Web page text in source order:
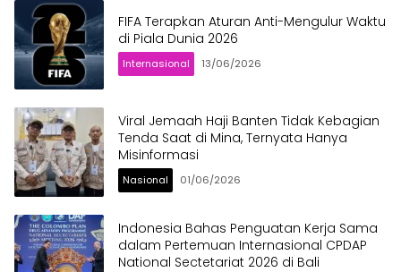
FIFA Terapkan Aturan Anti-Mengulur Waktu
di Piala Dunia 2026
Internasional 13/06/2026
Viral Jemaah Haji Banten Tidak Kebagian
Tenda Saat di Mina, Ternyata Hanya
Misinformasi
Nasional 01/06/2026
Indonesia Bahas Penguatan Kerja Sama
dalam Pertemuan Internasional CPDAP
National Sectetariat 2026 di Bali